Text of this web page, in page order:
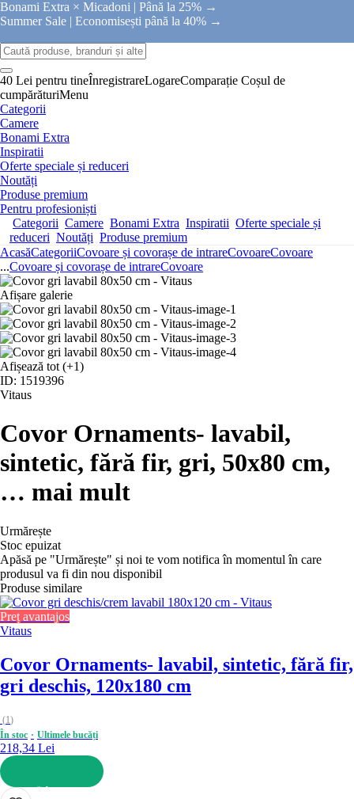
Bonami Extra × Micadoni | Până la 25% →
Summer Sale | Economisești până la 40% →
40 Lei pentru tineÎnregistrareLogareComparație Coșul de
cumpărăturiMenu
Categorii
Camere
Bonami Extra
Inspiratii
Oferte speciale și reduceri
Noutăți
Produse premium
Pentru profesioniști
Categorii Camere Bonami Extra Inspiratii Oferte speciale și
reduceri Noutăți Produse premium
AcasăCategoriiCovoare și covorașe de intrareCovoareCovoare
...Covoare și covorașe de intrareCovoare
Afișare galerie
Afișează tot (+1)
ID: 1519396
Vitaus
Covor Ornaments- lavabil,
sintetic, fără fir, gri, 50x80 cm,
… mai mult
Urmărește
Stoc epuizat
Apăsă pe "Urmărește" și noi te vom notifica în momentul în care
produsul va fi din nou disponibil
Produse similare
Preț avantajos
Vitaus
Covor Ornaments- lavabil, sintetic, fără fir,
gri deschis, 120x180 cm
(1)
În stoc
Ultimele bucăți
218,34 Lei
ADAUGĂ ÎN COȘ